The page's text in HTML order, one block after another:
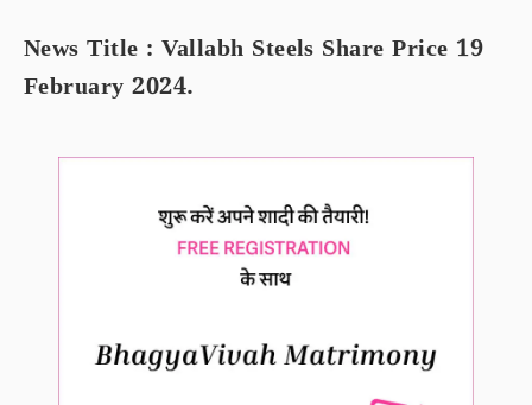
News Title : Vallabh Steels Share Price 19
February 2024.